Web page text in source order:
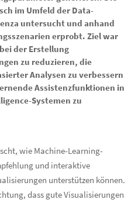
im Umfeld der Data-
untersucht und anhand
erprobt. Ziel war
der Erstellung
zu reduzieren, die
Analysen zu verbessern
Assistenzfunktionen in
Systemen zu
wie Machine-Learning-
und interaktive
unterstützen können.
dass gute Visualisierungen